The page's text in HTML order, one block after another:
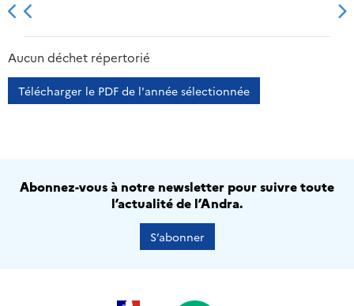
2013 2014
Aucun déchet répertorié
Télécharger le PDF de l'année sélectionnée
Abonnez-vous à notre newsletter pour suivre toute
l’actualité de l’Andra.
S’abonner